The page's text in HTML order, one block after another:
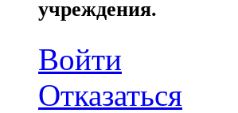
учреждения.
Войти
Отказаться